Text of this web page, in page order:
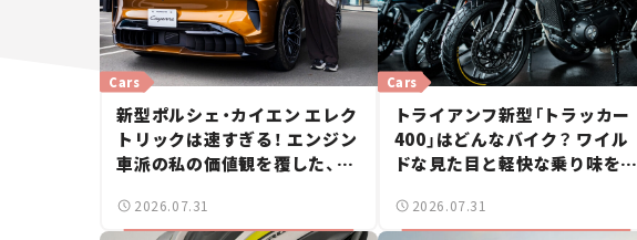
Cars
新型ポルシェ・カイエン エレク
トリックは速すぎる！ エンジン
車派の私の価値観を覆した、新
2026.07.31
Cars
トライアンフ新型「トラッカー
400」はどんなバイク？ ワイル
ドな見た目と軽快な乗り味を両
ー【試乗レビュー】
2026.07.31